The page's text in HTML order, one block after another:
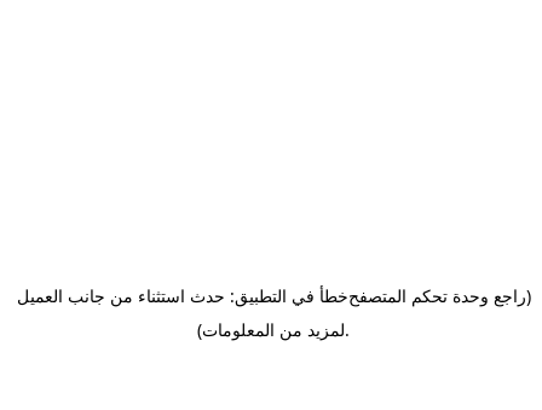
خطأ في التطبيق: حدث استثناء من جانب العميل(راجع وحدة تحكم المتصفح
لمزيد من المعلومات).